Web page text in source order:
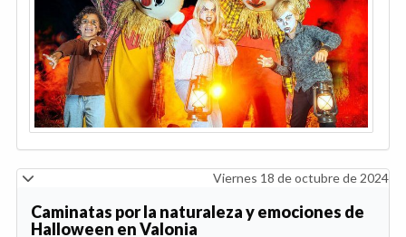
Viernes 18 de octubre de 2024
Caminatas por la naturaleza y emociones de
Halloween en Valonia